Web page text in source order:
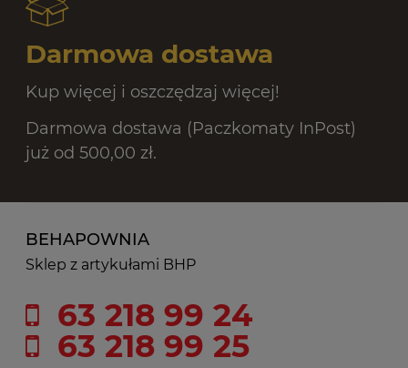
Darmowa dostawa
Kup więcej i oszczędzaj więcej!
Darmowa dostawa (Paczkomaty InPost)
już od 500,00 zł.
BEHAPOWNIA
Sklep z artykułami BHP
63 218 99 24
63 218 99 25